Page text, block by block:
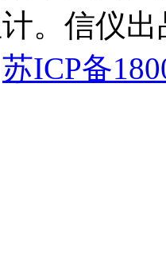
计。信仪
苏ICP备